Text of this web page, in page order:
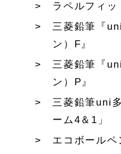
ラペルフィッ
三菱鉛筆『
ン）F』
三菱鉛筆『
ン）P』
三菱鉛筆uni
ーム4＆1」
エコボールペ